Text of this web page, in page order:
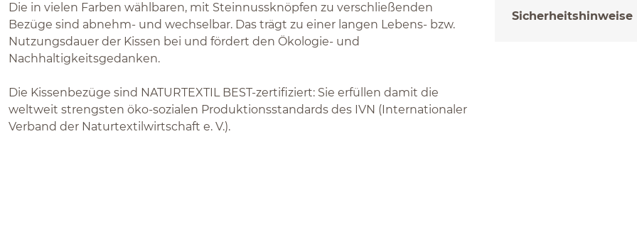
Die in vielen Farben wählbaren, mit Steinnussknöpfen zu verschließenden
Bezüge sind abnehm- und wechselbar. Das trägt zu einer langen Lebens- bzw.
Nutzungsdauer der Kissen bei und fördert den Ökologie- und
Nachhaltigkeitsgedanken.
Die Kissenbezüge sind NATURTEXTIL BEST-zertifiziert: Sie erfüllen damit die
weltweit strengsten öko-sozialen Produktionsstandards des IVN (Internationaler
Verband der Naturtextilwirtschaft e. V.).
Sicherheitshinweise